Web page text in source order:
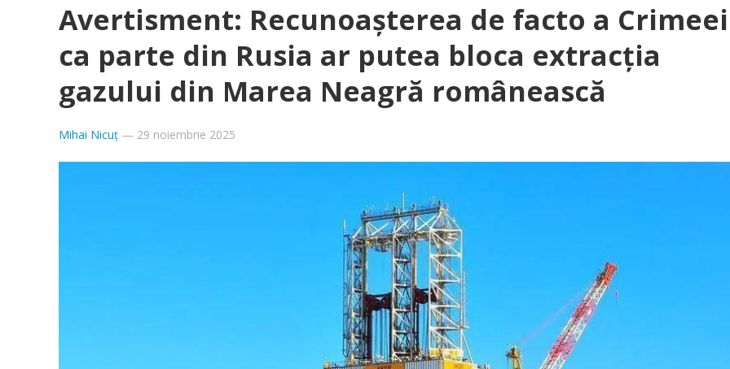
Avertisment: Recunoașterea de facto a Crimeei
ca parte din Rusia ar putea bloca extracția
gazului din Marea Neagră românească
Mihai Nicuț — 29 noiembrie 2025